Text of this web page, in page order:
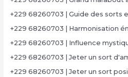
+229 68260703 | Guide des sorts
+229 68260703 | Harmonisation
+229 68260703 | Influence
+229 68260703 | Jeter un sort
+229 68260703 | Jeter un sort